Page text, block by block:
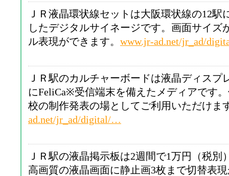
ＪＲ液晶環状線セットは大阪環状線の12駅
したデジタルサイネージです。画面サイズ
ル表現ができます。 www.jr-ad.net/jr_ad/
ＪＲ駅のカルチャーボードは液晶ディスプ
にFeliCa※受信端末を備えたメディアです
校の制作発表の場としてご利用いただけま
ad.net/jr_ad/digital/…
ＪＲ駅の液晶掲示板は2週間で1万円（税別
高画質の液晶画面に静止画3枚まで切替表